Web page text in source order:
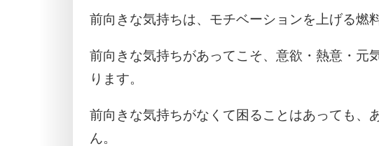
前向きな気持ちは、モチベーションを上げる燃
前向きな気持ちがあってこそ、意欲・熱意・元
ります。
前向きな気持ちがなくて困ることはあっても、
ん。